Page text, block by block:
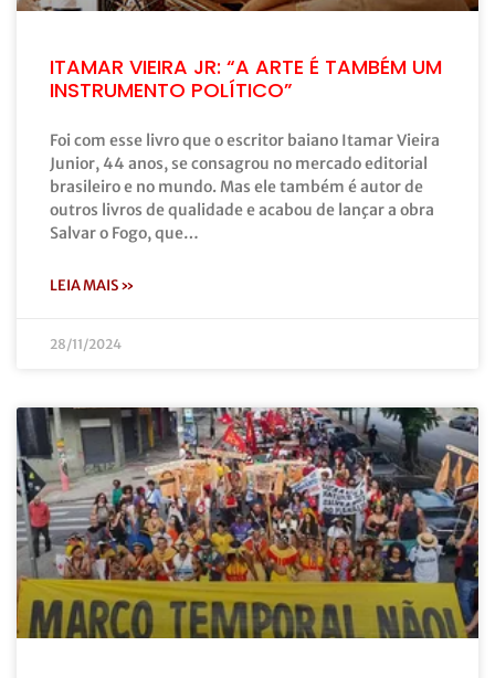
ITAMAR VIEIRA JR: “A ARTE É TAMBÉM UM
INSTRUMENTO POLÍTICO”
Foi com esse livro que o escritor baiano Itamar Vieira
Junior, 44 anos, se consagrou no mercado editorial
brasileiro e no mundo. Mas ele também é autor de
outros livros de qualidade e acabou de lançar a obra
Salvar o Fogo, que…
LEIA MAIS »
28/11/2024